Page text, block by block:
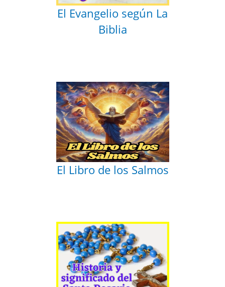
El Evangelio según La
Biblia
El Libro de los Salmos